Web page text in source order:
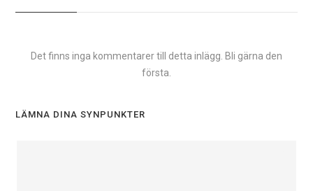
Det finns inga kommentarer till detta inlägg. Bli gärna den
första.
LÄMNA DINA SYNPUNKTER